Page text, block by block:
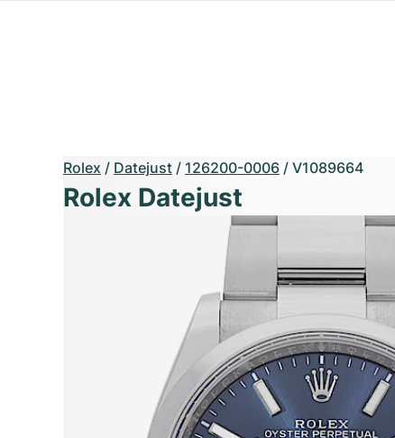
Rolex / Datejust / 126200-0006 / V1089664
Rolex Datejust